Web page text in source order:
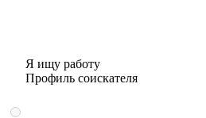
Я ищу работу
Профиль соискателя